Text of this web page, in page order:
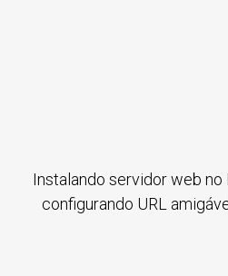
Instalando servidor web no
configurando URL